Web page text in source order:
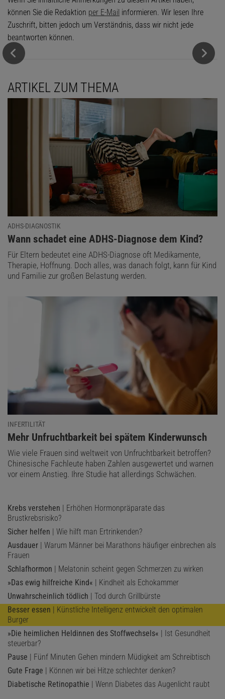
können Sie die Redaktion per E-Mail informieren. Wir lesen Ihre
Zuschrift, bitten jedoch um Verständnis, dass wir nicht jede
beantworten können.
ARTIKEL ZUM THEMA
ADHS-DIAGNOSTIK
:
Wann schadet eine ADHS-Diagnose dem Kind?
Für Eltern bedeutet eine ADHS-Diagnose oft Medikamente,
Therapie, Hoffnung. Doch alles, was danach folgt, kann für Kind
und Familie zur großen Belastung werden.
INFERTILITÄT
:
Mehr Unfruchtbarkeit bei spätem Kinderwunsch
Wie viele Frauen sind weltweit von Unfruchtbarkeit betroffen?
Chinesische Fachleute haben Zahlen ausgewertet und warnen
vor einem Anstieg. Ihre Studie hat allerdings Schwächen.
Krebs verstehen | Erhöhen Hormonpräparate das
Brustkrebsrisiko?
Sicher helfen | Wie hilft man Ertrinkenden?
Ausdauer | Warum Männer bei Marathons häufiger einbrechen als
Frauen
Schlafhormon | Melatonin scheint gegen Schmerzen zu wirken
»Das ewig hilfreiche Kind« | Kindheit als Echokammer
Unwahrscheinlich tödlich | Tod durch Grillbürste
Besser essen | Künstliche Intelligenz entwickelt den optimalen
Burger
»Die heimlichen Heldinnen des Stoffwechsels« | Ist Gesundheit
steuerbar?
Pause | Fünf Minuten Gehen mindern Müdigkeit am Schreibtisch
Gute Frage | Können wir bei Hitze schlechter denken?
Diabetische Retinopathie | Wenn Diabetes das Augenlicht raubt